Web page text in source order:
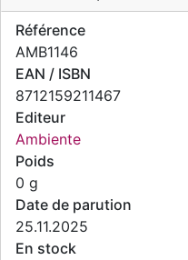
Référence
AMB1146
EAN / ISBN
8712159211467
Editeur
Ambiente
Poids
0 g
Date de parution
25.11.2025
En stock